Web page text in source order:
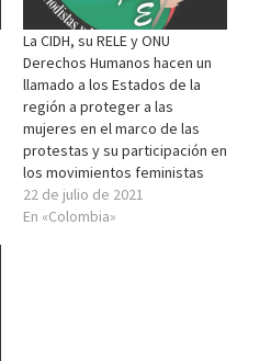
La CIDH, su RELE y ONU
Derechos Humanos hacen un
llamado a los Estados de la
región a proteger a las
mujeres en el marco de las
protestas y su participación en
los movimientos feministas
22 de julio de 2021
En «Colombia»